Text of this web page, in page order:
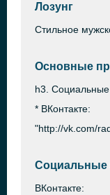
Лозунг
Стильное
Основные
h3. Социальные
* ВКонтакте:
"http://vk.com/
Социальные
ВКонтакте: